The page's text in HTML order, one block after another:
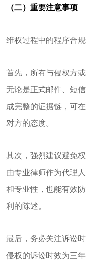
（二）重要注意事项
维权过程中的程序合
首先，所有与侵权方
无论是正式邮件、短
成完整的证据链，可
对方的态度。
其次，强烈建议避免
由专业律师作为代理
和专业性，也能有效
利的陈述。
最后，务必关注诉讼
侵权的诉讼时效为三